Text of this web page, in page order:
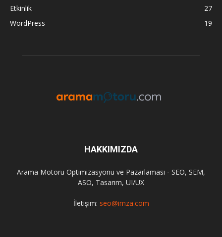
Etkinlik
27
WordPress
19
HAKKIMIZDA
Arama Motoru Optimizasyonu ve Pazarlaması - SEO, SEM,
ASO, Tasarım, UI/UX
İletişim: seo@imza.com